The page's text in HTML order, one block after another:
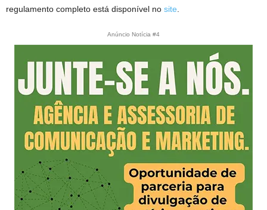
regulamento completo está disponível no site
Anúncio Notícia #4